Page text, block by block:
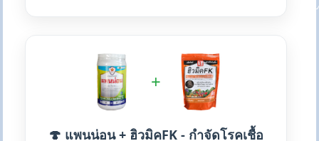
+
🍄 แพนน่อน + ฮิวมิคFK - กำจัดโรคเชื้อ